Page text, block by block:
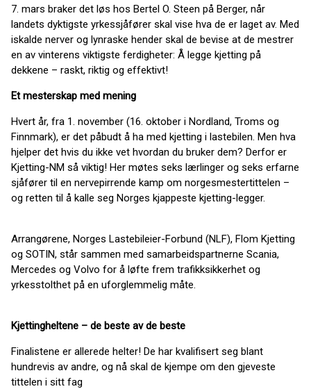
7. mars braker det løs hos Bertel O. Steen på Berger, når
landets dyktigste yrkessjåfører skal vise hva de er laget av. Med
iskalde nerver og lynraske hender skal de bevise at de mestrer
en av vinterens viktigste ferdigheter: Å legge kjetting på
dekkene – raskt, riktig og effektivt!
Et mesterskap med mening
Hvert år, fra 1. november (16. oktober i Nordland, Troms og
Finnmark), er det påbudt å ha med kjetting i lastebilen. Men hva
hjelper det hvis du ikke vet hvordan du bruker dem? Derfor er
Kjetting-NM så viktig! Her møtes seks lærlinger og seks erfarne
sjåfører til en nervepirrende kamp om norgesmestertittelen –
og retten til å kalle seg Norges kjappeste kjetting-legger.
Arrangørene, Norges Lastebileier-Forbund (NLF), Flom Kjetting
og SOTIN, står sammen med samarbeidspartnerne Scania,
Mercedes og Volvo for å løfte frem trafikksikkerhet og
yrkesstolthet på en uforglemmelig måte.
Kjettingheltene – de beste av de beste
Finalistene er allerede helter! De har kvalifisert seg blant
hundrevis av andre, og nå skal de kjempe om den gjeveste
tittelen i sitt fag